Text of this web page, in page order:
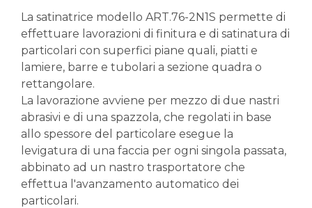
La satinatrice modello ART.76-2N1S permette di
effettuare lavorazioni di finitura e di satinatura di
particolari con superfici piane quali, piatti e
lamiere, barre e tubolari a sezione quadra o
rettangolare.
La lavorazione avviene per mezzo di due nastri
abrasivi e di una spazzola, che regolati in base
allo spessore del particolare esegue la
levigatura di una faccia per ogni singola passata,
abbinato ad un nastro trasportatore che
effettua l'avanzamento automatico dei
particolari.